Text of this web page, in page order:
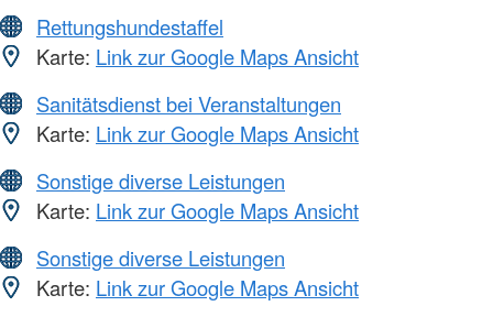
Rettungshundestaffel
Karte: Link zur Google Maps Ansicht
Sanitätsdienst bei Veranstaltungen
Karte: Link zur Google Maps Ansicht
Sonstige diverse Leistungen
Karte: Link zur Google Maps Ansicht
Sonstige diverse Leistungen
Karte: Link zur Google Maps Ansicht